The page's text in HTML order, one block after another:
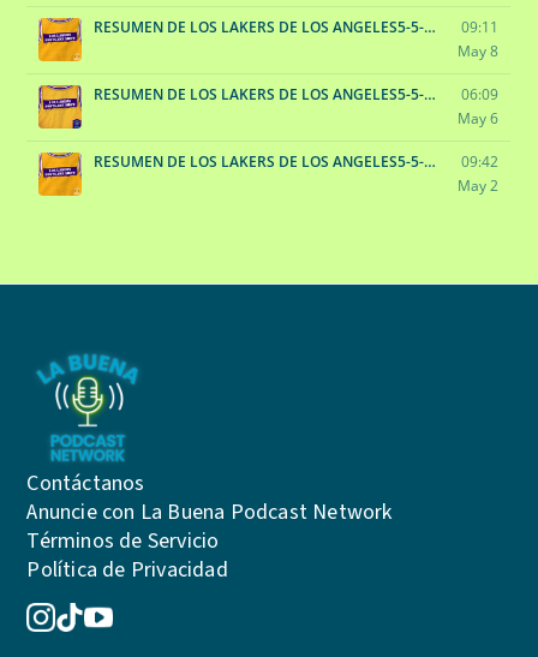
Contáctanos
Anuncie con La Buena Podcast Network
Términos de Servicio
Política de Privacidad